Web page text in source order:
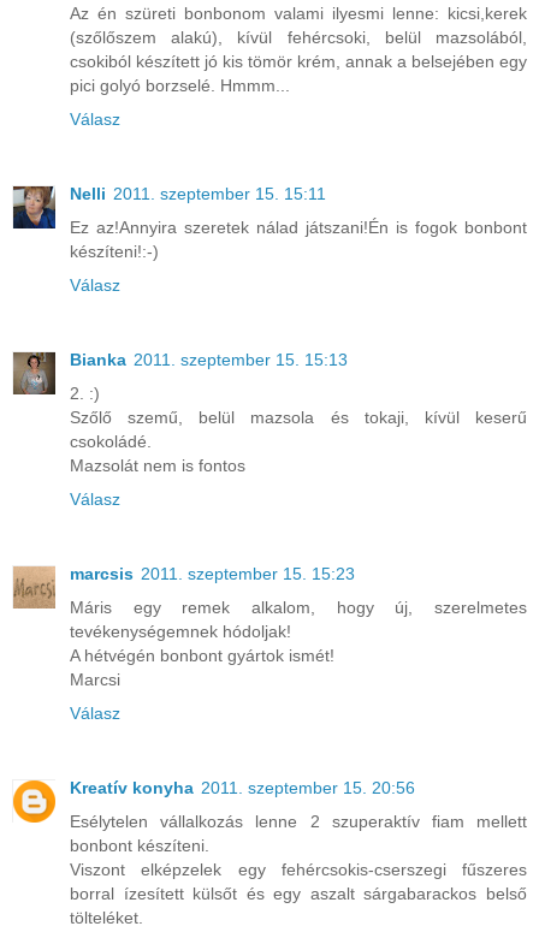
Az én szüreti bonbonom valami ilyesmi lenne: kicsi,kerek
(szőlőszem alakú), kívül fehércsoki, belül mazsolából,
csokiból készített jó kis tömör krém, annak a belsejében egy
pici golyó borzselé. Hmmm...
Válasz
Nelli 2011. szeptember 15. 15:11
Ez az!Annyira szeretek nálad játszani!Én is fogok bonbont
készíteni!:-)
Válasz
Bianka 2011. szeptember 15. 15:13
2. :)
Szőlő szemű, belül mazsola és tokaji, kívül keserű
csokoládé.
Mazsolát nem is fontos
Válasz
marcsis 2011. szeptember 15. 15:23
Máris egy remek alkalom, hogy új, szerelmetes
tevékenységemnek hódoljak!
A hétvégén bonbont gyártok ismét!
Marcsi
Válasz
Kreatív konyha 2011. szeptember 15. 20:56
Esélytelen vállalkozás lenne 2 szuperaktív fiam mellett
bonbont készíteni.
Viszont elképzelek egy fehércsokis-cserszegi fűszeres
borral ízesített külsőt és egy aszalt sárgabarackos belső
tölteléket.